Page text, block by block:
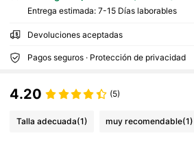
Entrega estimada: 7-15 Días laborables
Devoluciones aceptadas
Pagos seguros · Protección de privacidad
4.20 (5)
Talla adecuada(1) muy recomendable(1)